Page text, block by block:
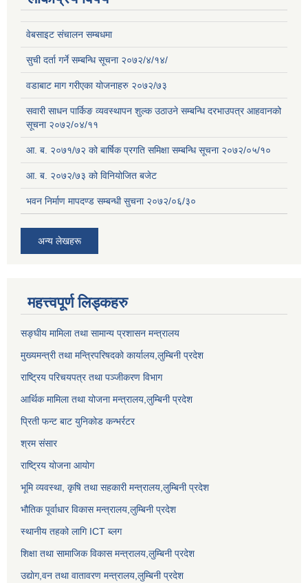
वेबसाइट संचालन सम्बधमा
सुची दर्ता गर्ने सम्बन्धि सूचना २०७२/४/१४/
वडाबाट माग गरीएका योजनाहरु २०७२/७३
सवारी साधन पार्किङ व्यवस्थापन शुल्क उठाउने सम्बन्धि दरभाउपत्र आहवानको
सूचना २०७२/०४/११
आ. ब. २०७१/७२ को बार्षिक प्रगति समिक्षा सम्बन्धि सूचना २०७२/०५/१०
आ. ब. २०७२/७३ को विनियोजित बजेट
भवन निर्माण मापदण्ड सम्बन्धी सुचना २०७२/०६/३०
अन्य लेखहरू
महत्त्वपूर्ण लिड्कहरु
सङ्‍घीय मामिला तथा सामान्य प्रशासन मन्त्रालय
मुख्यमन्त्री तथा मन्त्रिपरिषदको कार्यालय,लुम्बिनी प्रदेश
राष्ट्रिय परिचयपत्र तथा पञ्जीकरण विभाग
आर्थिक मामिला तथा योजना मन्त्रालय,लुम्बिनी प्रदेश
प्रिती फन्ट बाट युनिकोड कन्भर्रटर
श्रम संसार
राष्ट्रिय योजना आयोग
भूमि व्यवस्था, कृषि तथा सहकारी मन्त्रालय,लुम्बिनी प्रदेश
भौतिक पूर्वाधार विकास मन्त्रालय,लुम्बिनी प्रदेश
स्थानीय तहको लागि ICT ब्लग
शिक्षा तथा सामाजिक विकास मन्त्रालय,लुम्बिनी प्रदेश
उद्याेग,वन तथा वातावरण मन्त्रालय,लुम्बिनी प्रदेश